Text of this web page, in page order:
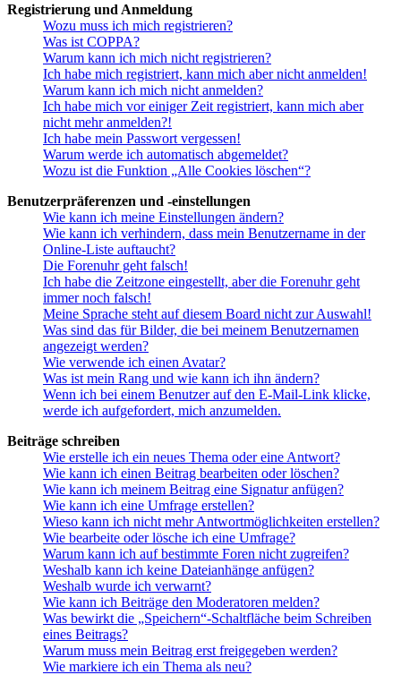
Registrierung und Anmeldung
Wozu muss ich mich registrieren?
Was ist COPPA?
Warum kann ich mich nicht registrieren?
Ich habe mich registriert, kann mich aber nicht anmelden!
Warum kann ich mich nicht anmelden?
Ich habe mich vor einiger Zeit registriert, kann mich aber
nicht mehr anmelden?!
Ich habe mein Passwort vergessen!
Warum werde ich automatisch abgemeldet?
Wozu ist die Funktion „Alle Cookies löschen“?
Benutzerpräferenzen und -einstellungen
Wie kann ich meine Einstellungen ändern?
Wie kann ich verhindern, dass mein Benutzername in der
Online-Liste auftaucht?
Die Forenuhr geht falsch!
Ich habe die Zeitzone eingestellt, aber die Forenuhr geht
immer noch falsch!
Meine Sprache steht auf diesem Board nicht zur Auswahl!
Was sind das für Bilder, die bei meinem Benutzernamen
angezeigt werden?
Wie verwende ich einen Avatar?
Was ist mein Rang und wie kann ich ihn ändern?
Wenn ich bei einem Benutzer auf den E-Mail-Link klicke,
werde ich aufgefordert, mich anzumelden.
Beiträge schreiben
Wie erstelle ich ein neues Thema oder eine Antwort?
Wie kann ich einen Beitrag bearbeiten oder löschen?
Wie kann ich meinem Beitrag eine Signatur anfügen?
Wie kann ich eine Umfrage erstellen?
Wieso kann ich nicht mehr Antwortmöglichkeiten erstellen?
Wie bearbeite oder lösche ich eine Umfrage?
Warum kann ich auf bestimmte Foren nicht zugreifen?
Weshalb kann ich keine Dateianhänge anfügen?
Weshalb wurde ich verwarnt?
Wie kann ich Beiträge den Moderatoren melden?
Was bewirkt die „Speichern“-Schaltfläche beim Schreiben
eines Beitrags?
Warum muss mein Beitrag erst freigegeben werden?
Wie markiere ich ein Thema als neu?